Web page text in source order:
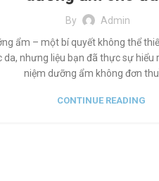
By
Admin
ẩm – một bí quyết không thể
da, nhưng liệu bạn đã thực sự hiểu
niệm dưỡng ẩm không đơn
CONTINUE READING